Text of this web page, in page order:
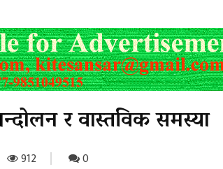
र वास्तविक समस्या
912 0